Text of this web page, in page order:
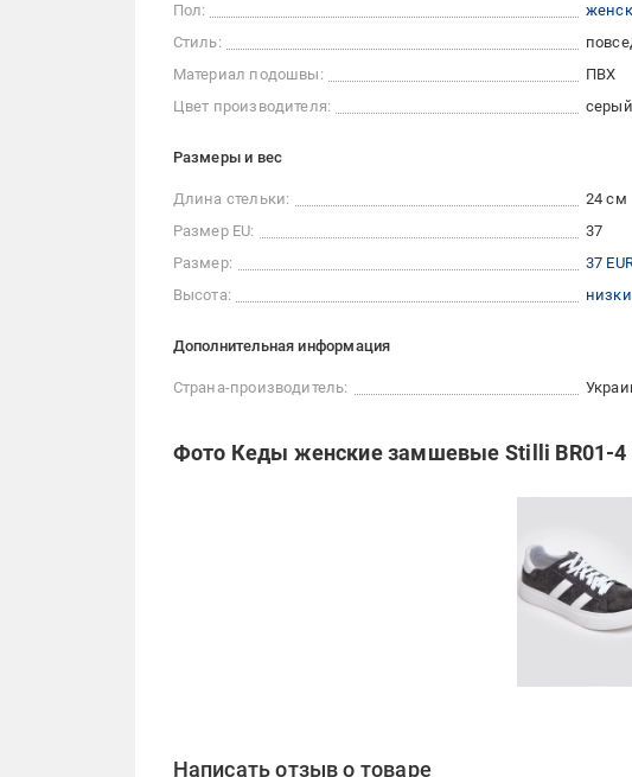
Пол:
Стиль:
Материал подошвы:
ПВХ
Цвет производителя:
серый
Размеры и вес
Длина стельки:
24 см
Размер EU:
37
Размер:
37
Высота:
Дополнительная информация
Страна-производитель:
Фото Кеды женские замшевые Stilli BR01-4
Написать отзыв о товаре